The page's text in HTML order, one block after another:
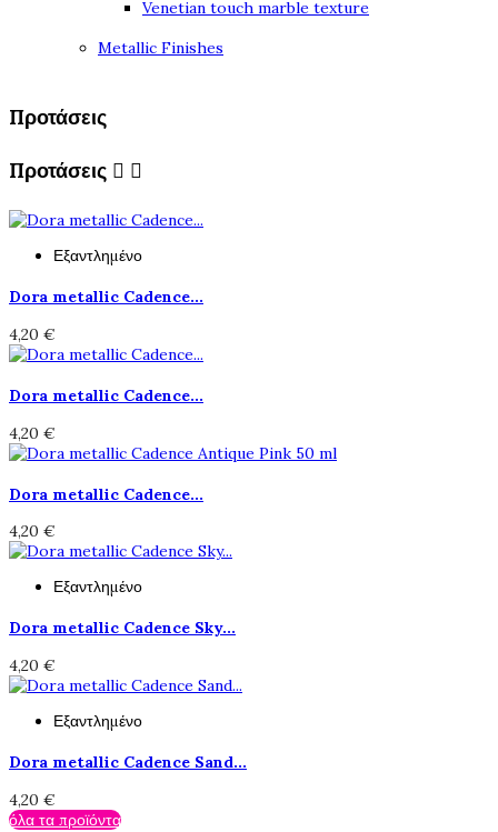
Venetian touch marble texture
Metallic Finishes
Προτάσεις
Προτάσεις  
Εξαντλημένο
Dora metallic Cadence...
4,20 €
Dora metallic Cadence...
4,20 €
Dora metallic Cadence...
4,20 €
Εξαντλημένο
Dora metallic Cadence Sky...
4,20 €
Εξαντλημένο
Dora metallic Cadence Sand...
4,20 €
όλα τα προϊόντα